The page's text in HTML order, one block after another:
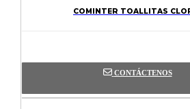
COMINTER TOALLITAS
CONTÁCTENOS